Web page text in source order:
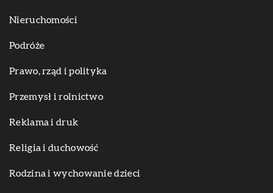
Nieruchomości
Podróże
Prawo, rząd i polityka
Przemysł i rolnictwo
Reklama i druk
Religia i duchowość
Rodzina i wychowanie dzieci